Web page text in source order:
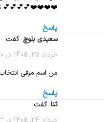
پاسخ
سعیدی بلوچ گفت:
خرداد 25, 1405 در 9:50 بعد از ظهر
من اسم مرفی
پاسخ
ثنا گفت: